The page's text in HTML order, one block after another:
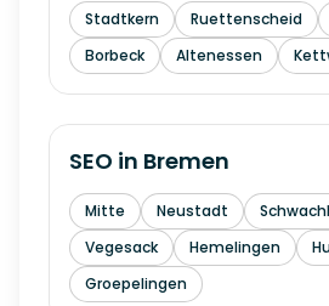
Stadtkern Ruettenscheid
Borbeck
Altenessen
SEO in Bremen
Mitte Neustadt
Vegesack
Hemelingen
Groepelingen